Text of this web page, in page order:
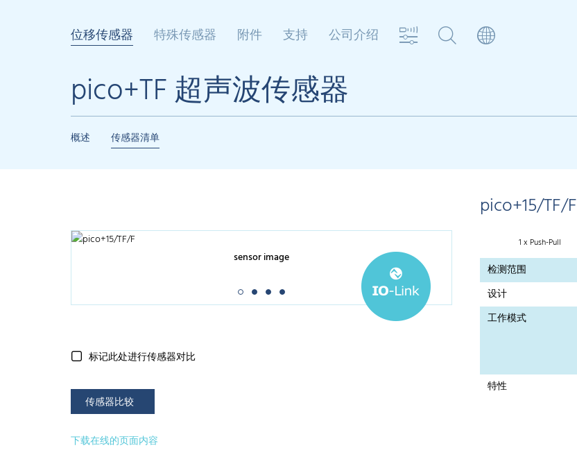
位移传感器 特殊传感器 附件 支持 公司介绍
pico+TF 超声波传感器
概述 传感器清单
pico+15/TF/F
sensor image
标记此处进行传感器对比
传感器比较
下载在线的页面内容
1 x Push-Pull
检测范围
设计
工作模式
特性